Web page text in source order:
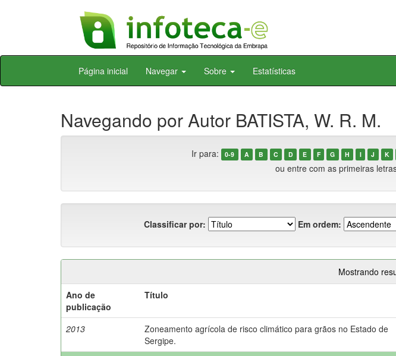
Skip
Página inicial Navegar Sobre Estatísticas
Navegando por Autor BATISTA, W. R. M.
Ir para: 0-9 A B C D E F G H I J K
ou entre com as primeiras
Classificar por: Em ordem:
Mostrando
Ano de
publicação
Título
2013
Zoneamento agrícola de risco climático para grãos no Estado de
Sergipe.